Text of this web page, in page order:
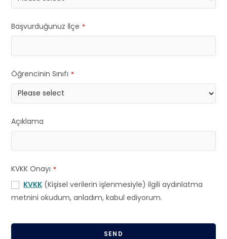
Başvurduğunuz İlçe *
Öğrencinin Sınıfı *
Açıklama
KVKK Onayı *
KVKK (Kişisel verilerin işlenmesiyle) ilgili aydınlatma
metnini okudum, anladım, kabul ediyorum.
SEND